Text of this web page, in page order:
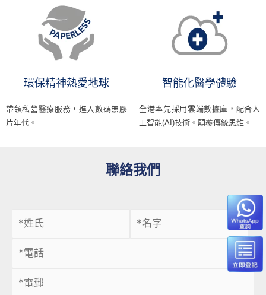
環保精神熱愛地球
帶領私營醫療服務，進入數碼無膠
片年代。
智能化醫學體驗
全港率先採用雲端數據庫，配合人
工智能(AI)技術。顛覆傳統思維。
聯絡我們